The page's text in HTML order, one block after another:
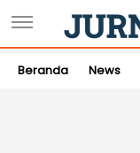
Beranda News